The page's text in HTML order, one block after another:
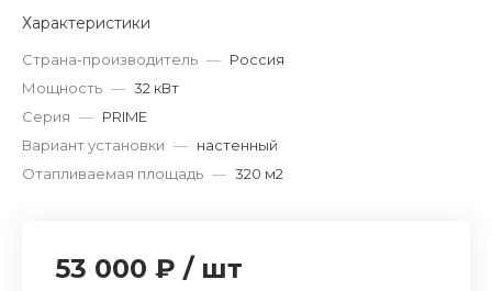
Характеристики
Страна-производитель — Россия
Мощность — 32 кВт
Серия — PRIME
Вариант установки — настенный
Отапливаемая площадь — 320 м2
53 000 ₽ / шт